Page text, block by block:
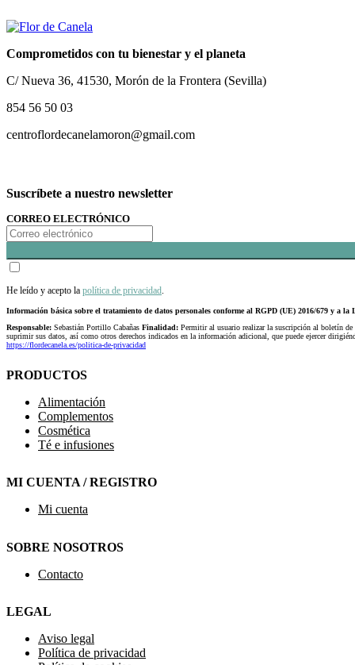
Comprometidos con tu bienestar y el planeta
C/ Nueva 36, 41530, Morón de la Frontera (Sevilla)
854 56 50 03
centroflordecanelamoron@gmail.com
Suscríbete a nuestro newsletter
CORREO ELECTRÓNICO
He leído y acepto la política de privacidad
Información básica sobre el tratamiento de datos personales conforme al RGPD (UE) 2016/679 y a la
Responsable: Sebastián Portillo Cabañas Finalidad: Permitir al usuario realizar la suscripción al boletín
suprimir sus datos, así como otros derechos indicados en la información adicional, que puede ejercer
https://flordecanela.es/politica-de-privacidad
PRODUCTOS
Alimentación
Complementos
Cosmética
Té e infusiones
MI CUENTA / REGISTRO
Mi cuenta
SOBRE NOSOTROS
Contacto
LEGAL
Aviso legal
Política de privacidad